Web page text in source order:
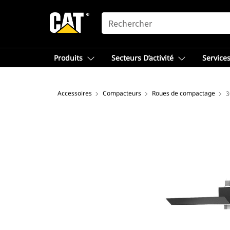
SEARCH
Produits Secteurs D’activité
Accessoires Compacteurs Roues de compactage